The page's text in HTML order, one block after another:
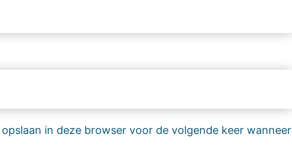
in deze browser voor de volgende keer wanneer